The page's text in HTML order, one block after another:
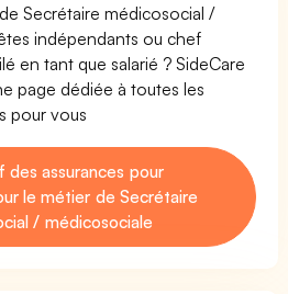
Secrétaire médicosocial /
indépendants ou chef
en tant que salarié ? SideCare
page dédiée à toutes les
pour vous
des assurances pour
le métier de Secrétaire
/ médicosociale